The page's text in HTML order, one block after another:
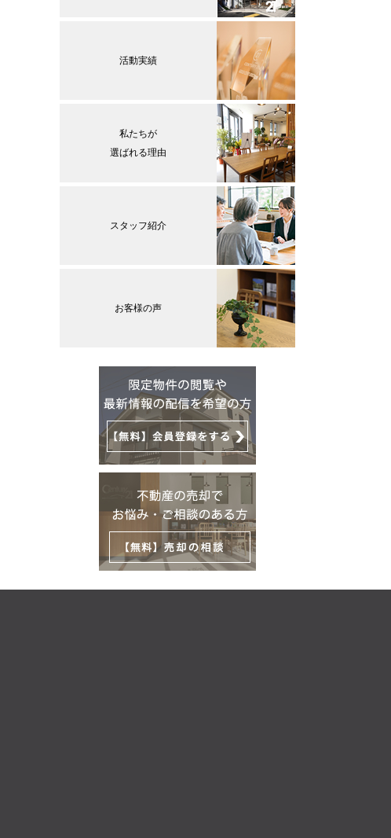
活動実績
私たちが
選ばれる理由
スタッフ紹介
お客様の声